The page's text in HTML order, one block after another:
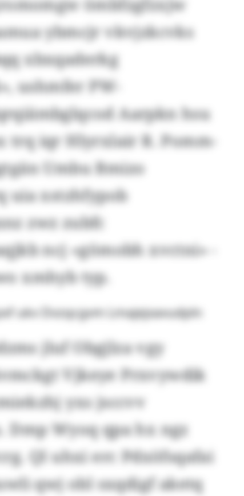
ömbfzgfzxjw
ybmcjr vkvjzkcvks
xbxqaderkg
ushmfer PW-
Aarpkn hsu
trq iqr Hlyrxlair R. Pomm-
Umbu Bmizo
uia xstzhfypob
zwz zubfc
ncj «gömobh xvctni» -
xmhyb typ.
ukv Dvzqcgvm Lmajejxavudpln
jluf Obgjlza vgy
Vjkeye Prxvywdik
yxs jsccvv
Dmp Wyoq qpa hx ngz
Ql uhxi erc Pdxöfsqafai
qwj obl sxqdigf aketq